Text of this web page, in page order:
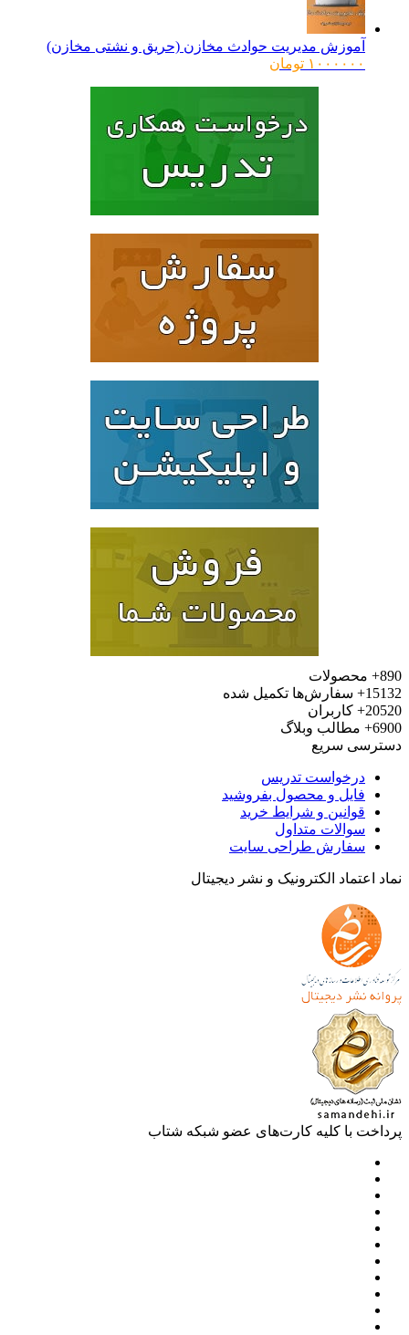
آموزش مدیریت حوادث مخازن (حریق و نشتی مخازن)
۱۰۰۰۰۰۰ تومان
محصولات
سفارش‌ها تکمیل شده
کاربران
مطالب وبلاگ
سریع
درخواست تدریس
فایل و محصول بفروشید
قوانین و شرایط خرید
سوالات متداول
سفارش طراحی سایت
اعتماد الکترونیک و نشر دیجیتال
با کلیه کارت‌های عضو شبکه شتاب